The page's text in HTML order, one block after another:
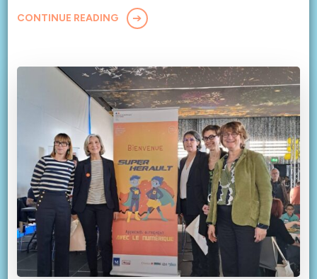
CONTINUE READING